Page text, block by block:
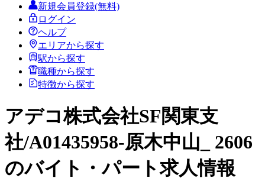
新規会員登録(無料)
ログイン
ヘルプ
エリアから探す
駅から探す
職種から探す
特徴から探す
アデコ株式会社SF関東支
社/A01435958-原木中山_ 2606
のバイト・パート求人情報